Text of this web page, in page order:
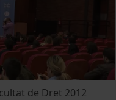
de Dret 2012